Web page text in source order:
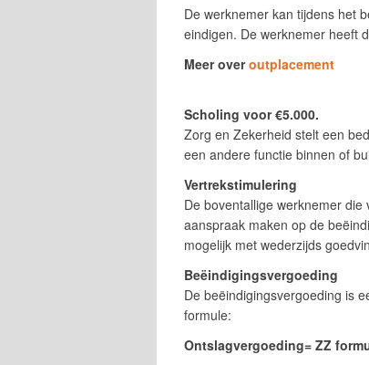
De werknemer kan tijdens het
eindigen. De werknemer heeft
Meer overoutplacement
Scholing voor €5.000.
Zorg en Zekerheid stelt een
een andere functie binnen of
Vertrekstimulering
De boventallige werknemer
aanspraak maken op de
mogelijk met wederzijds
Beëindigingsvergoeding
De beëindigingsvergoeding is
formule:
Ontslagvergoeding= ZZ